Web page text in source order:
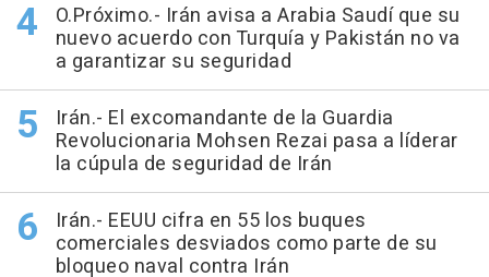
O.Próximo.- Irán avisa a Arabia Saudí que su
nuevo acuerdo con Turquía y Pakistán no va
a garantizar su seguridad
Irán.- El excomandante de la Guardia
Revolucionaria Mohsen Rezai pasa a líderar
la cúpula de seguridad de Irán
Irán.- EEUU cifra en 55 los buques
comerciales desviados como parte de su
bloqueo naval contra Irán